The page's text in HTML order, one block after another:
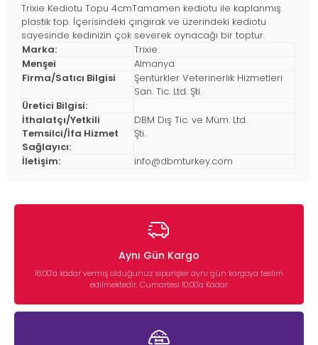
Trixie Kediotu Topu 4cmTamamen kediotu ile kaplanmış
plastik top. İçerisindeki çıngırak ve üzerindeki kediotu
sayesinde kedinizin çok severek oynacağı bir toptur.
Marka:
Trixie
Menşei
Almanya
Firma/Satıcı Bilgisi
Şentürkler Veterinerlik Hizmetleri
San. Tic. Ltd. Şti.
Üretici Bilgisi:
İthalatçı/Yetkili
Temsilci/İfa Hizmet
Sağlayıcı:
DBM Dış Tic. ve Müm. Ltd.
Şti.
İletişim: info@dbmturkey.com
Aynı Gün Kargo
16:00’a kadar vermiş olduğunuz siparişler aynı gün kargoya teslim
edilmektedir. Cumartesi 10:00'a Kadar